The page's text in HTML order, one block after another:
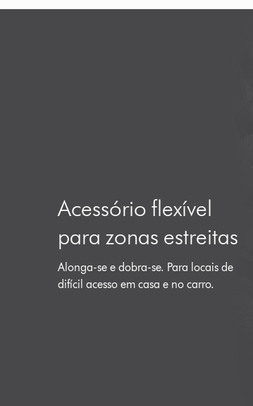
Acessório flexível
para zonas estreitas
Alonga-se e dobra-se. Para locais de
difícil acesso em casa e no carro.